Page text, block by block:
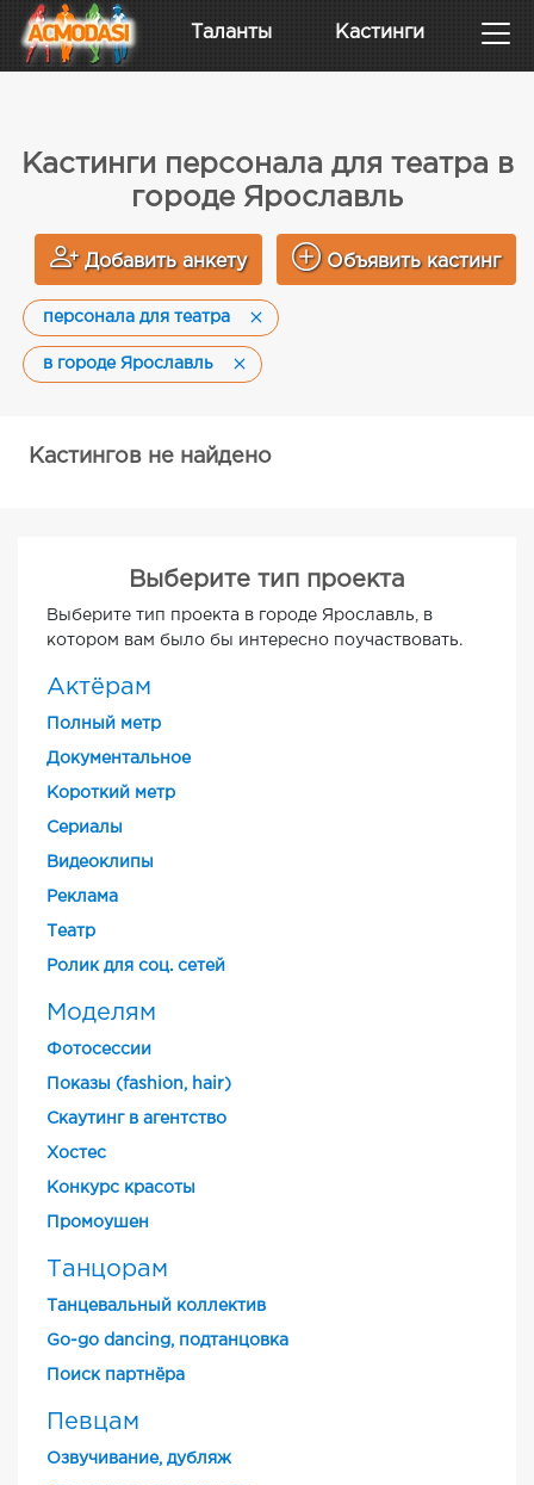
Таланты Кастинги
Кастинги персонала для театра в
городе Ярославль
Добавить анкету Объявить кастинг
персонала для театра
в городе Ярославль
Кастингов не найдено
Выберите тип проекта
Выберите тип проекта в городе Ярославль, в
котором вам было бы интересно поучаствовать.
Актёрам
Полный метр
Документальное
Короткий метр
Cериалы
Видеоклипы
Реклама
Театр
Ролик для соц. сетей
Моделям
Фотосессии
Показы (fashion, hair)
Скаутинг в агентство
Хостес
Конкурс красоты
Промоушен
Танцорам
Танцевальный коллектив
Go-go dancing, подтанцовка
Поиск партнёра
Певцам
Озвучивание, дубляж